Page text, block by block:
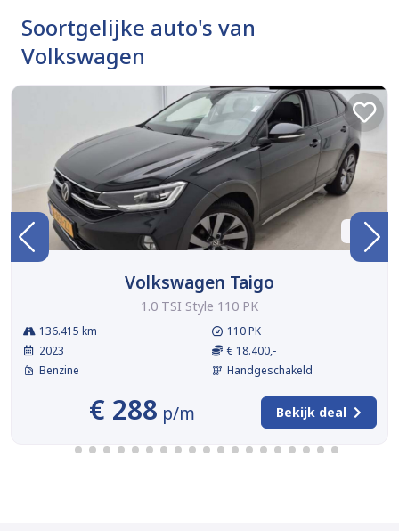
Soortgelijke auto's van
Volkswagen
BTW
Volkswagen Taigo
1.0 TSI Style 110 PK
136.415 km
2023
Benzine
110 PK
€ 18.400,-
Handgeschakeld
€ 288 p/m Bekijk deal